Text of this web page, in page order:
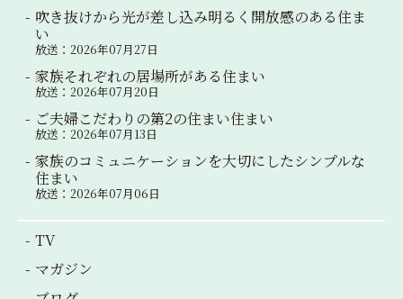
吹き抜けから光が差し込み明るく開放感のある住ま
い
放送：2026年07月27日
家族それぞれの居場所がある住まい
放送：2026年07月20日
ご夫婦こだわりの第2の住まい住まい
放送：2026年07月13日
家族のコミュニケーションを大切にしたシンプルな
住まい
放送：2026年07月06日
TV
マガジン